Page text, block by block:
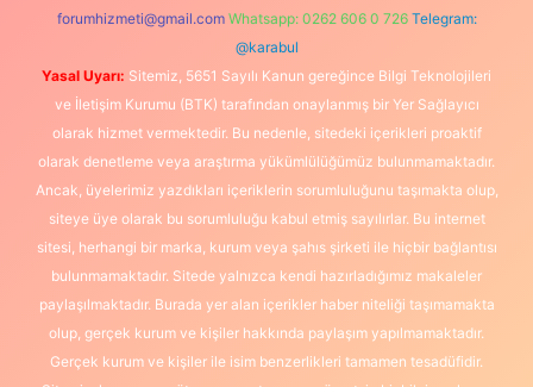
forumhizmeti@gmail.com Whatsapp: 0262 606 0 726 Telegram:
@karabul
Yasal Uyarı: Sitemiz, 5651 Sayılı Kanun gereğince Bilgi Teknolojileri
ve İletişim Kurumu (BTK) tarafından onaylanmış bir Yer Sağlayıcı
olarak hizmet vermektedir. Bu nedenle, sitedeki içerikleri proaktif
olarak denetleme veya araştırma yükümlülüğümüz bulunmamaktadır.
Ancak, üyelerimiz yazdıkları içeriklerin sorumluluğunu taşımakta olup,
siteye üye olarak bu sorumluluğu kabul etmiş sayılırlar. Bu internet
sitesi, herhangi bir marka, kurum veya şahıs şirketi ile hiçbir bağlantısı
bulunmamaktadır. Sitede yalnızca kendi hazırladığımız makaleler
paylaşılmaktadır. Burada yer alan içerikler haber niteliği taşımamakta
olup, gerçek kurum ve kişiler hakkında paylaşım yapılmamaktadır.
Gerçek kurum ve kişiler ile isim benzerlikleri tamamen tesadüfidir.